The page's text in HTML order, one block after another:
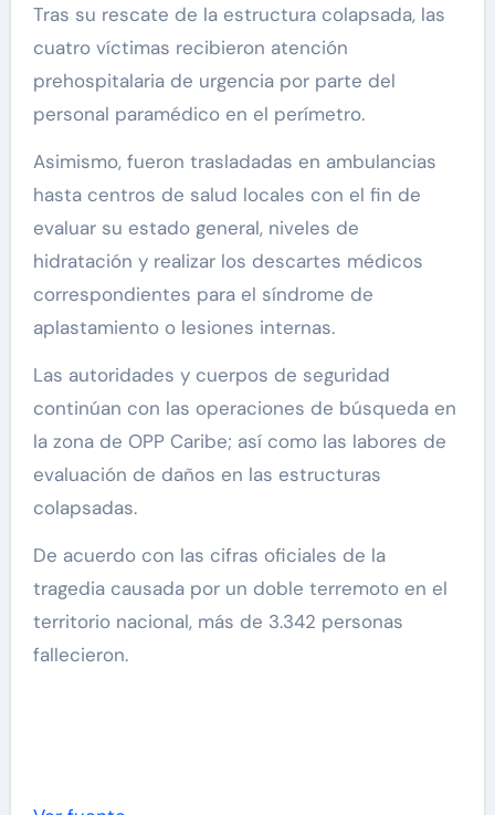
Tras su rescate de la estructura colapsada, las
cuatro víctimas recibieron atención
prehospitalaria de urgencia por parte del
personal paramédico en el perímetro.
Asimismo, fueron trasladadas en ambulancias
hasta centros de salud locales con el fin de
evaluar su estado general, niveles de
hidratación y realizar los descartes médicos
correspondientes para el síndrome de
aplastamiento o lesiones internas.
Las autoridades y cuerpos de seguridad
continúan con las operaciones de búsqueda en
la zona de OPP Caribe; así como las labores de
evaluación de daños en las estructuras
colapsadas.
De acuerdo con las cifras oficiales de la
tragedia causada por un doble terremoto en el
territorio nacional, más de 3.342 personas
fallecieron.